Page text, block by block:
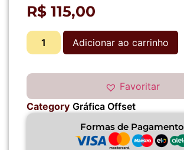
R$ 115,00
Adicionar ao carrinho
Favoritar
Category Gráfica Offset
Formas de Pagamento